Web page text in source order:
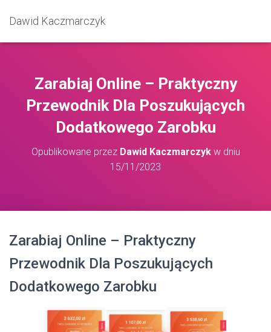
Dawid Kaczmarczyk
Zarabiaj Online – Praktyczny
Przewodnik Dla Poszukujących
Dodatkowego Zarobku
Opublikowane przez Dawid Kaczmarczykw dniu
15/11/2023
Zarabiaj Online – Praktyczny
Przewodnik Dla Poszukujących
Dodatkowego Zarobku